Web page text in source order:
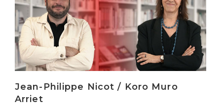
Jean-Philippe Nicot / Koro Muro
Arriet